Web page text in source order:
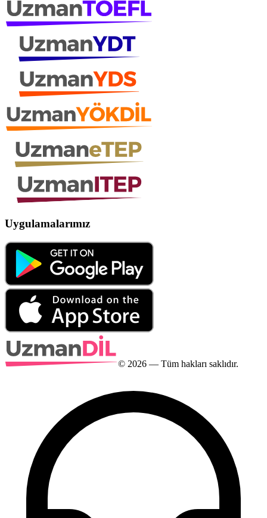
Uygulamalarımız
© 2026 — Tüm hakları saklıdır.